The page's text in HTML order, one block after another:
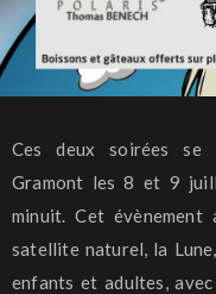
Ces deux soirées se
Gramont les 8 et 9
minuit. Cet
satellite naturel, la
enfants et adultes,